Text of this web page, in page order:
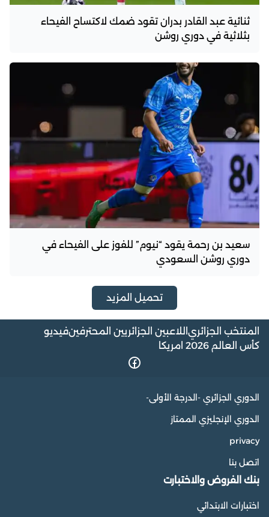
ثنائية عبد القادر بدران تقود ضمك لاكتساح الفيحاء
بثلاثية في دوري روشن
سعيد بن رحمة يقود “نيوم” للفوز على الفيحاء في
دوري روشن السعودي
تحميل المزيد
المنتخب الجزائري اللاعبين الجزائريين المحترفينفيديو
كأس العالم 2026 امريكا
الدوري الجزائري -الدرجة الأولى-
الدوري الإنجليزي الممتاز
privacy
اتصل بنا
بنك الفروض والاختبارت
اختبارات الابتدائي